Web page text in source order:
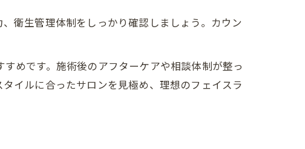
衛生管理体制をしっかり確認しましょう。カウン
めです。施術後のアフターケアや相談体制が整っ
イルに合ったサロンを見極め、理想のフェイスラ